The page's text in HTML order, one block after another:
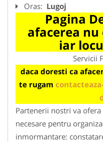
Oras: Lugoj
Pagina
afacerea
iar
Servicii
daca doresti ca
te rugam
Partenerii nostri va
necesare pentru
inmormantare: